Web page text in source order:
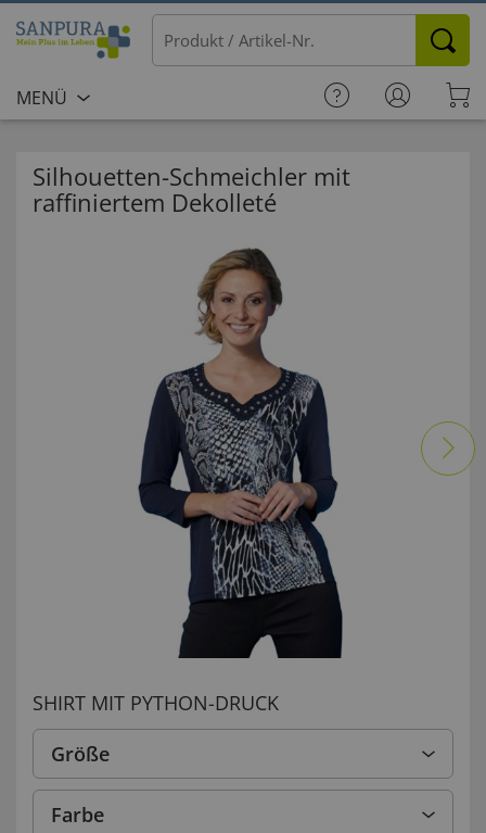
MENÜ
Silhouetten-Schmeichler mit
raffiniertem Dekolleté
SHIRT MIT PYTHON-DRUCK
Größe
Farbe